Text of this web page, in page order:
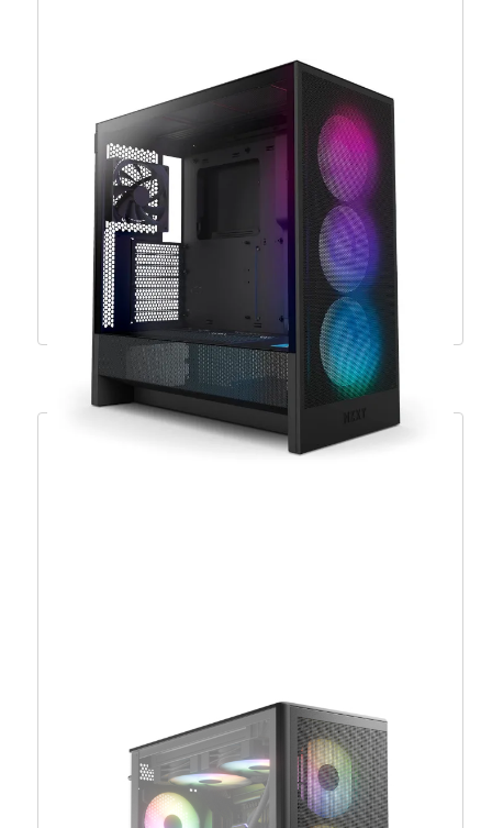
NZXT H5 Flow 2024, bijelo bez napajanja,
ATX – CC-H52FW-01
77,66
Dodaj u košaricu
NZXT H5 Flow RGB 2024, crno bez
napajanja, ATX – CC-H52FB-R1